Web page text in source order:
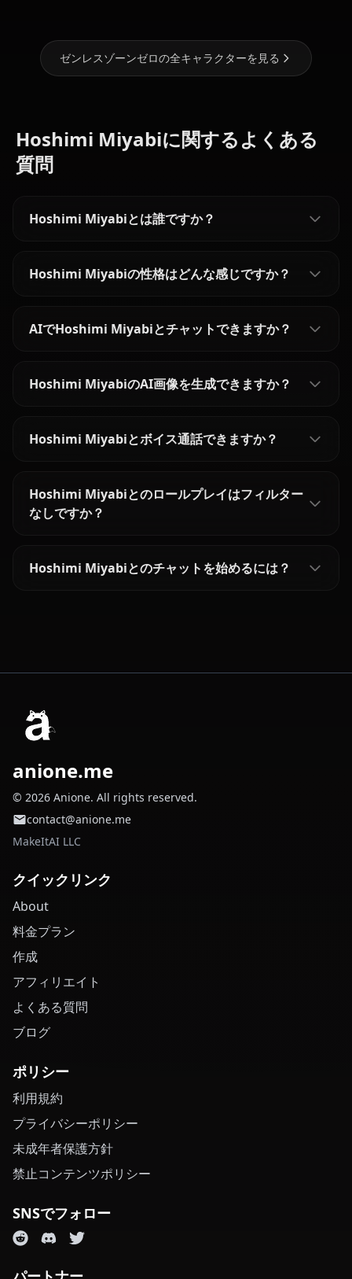
ゼンレスゾーンゼロの全キャラクターを見る
Hoshimi Miyabiに関するよくある
質問
Hoshimi Miyabiとは誰ですか？
Hoshimi Miyabiの性格はどんな感じですか？
AIでHoshimi Miyabiとチャットできますか？
Hoshimi MiyabiのAI画像を生成できますか？
Hoshimi Miyabiとボイス通話できますか？
Hoshimi Miyabiとのロールプレイはフィルター
なしですか？
Hoshimi Miyabiとのチャットを始めるには？
anione.me
© 2026 Anione. All rights reserved.
contact@anione.me
MakeItAI LLC
クイックリンク
About
料金プラン
作成
アフィリエイト
よくある質問
ブログ
ポリシー
利用規約
プライバシーポリシー
未成年者保護方針
禁止コンテンツポリシー
SNSでフォロー